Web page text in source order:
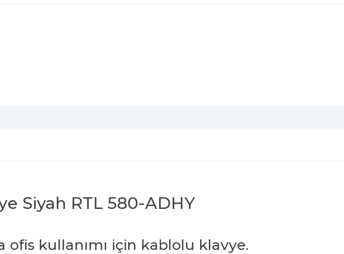
Siyah RTL 580-ADHY
ofis kullanımı için kablolu klavye.